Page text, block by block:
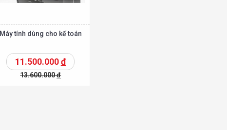
Máy tính dùng cho kế toán
11.500.000đ
13.600.000đ